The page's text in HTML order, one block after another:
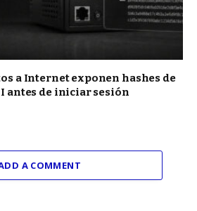
a Internet exponen hashes de
antes de iniciar sesión
A COMMENT